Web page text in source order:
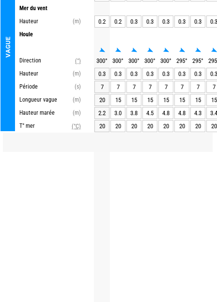
VAGUE
Mer du vent
Hauteur
(m)
Houle
Direction
(°)
Hauteur
(m)
Période
(s)
Longueur vague
(m)
Hauteur marée
(m)
T° mer
(°C)
0.2 0.2 0.3 0.3 0.3 0.3 0.3 0.3
300° 300° 300° 300° 300° 295° 295°
295
0.3
0.3 0.3 0.3 0.3 0.3 0.3
0.3
7
7 7 7 7 7 7
7
20
15 15 15 15 15 15
15
2.2
3.0 3.8 4.5 4.8 4.8 4.3
3.4
20
20 20 20 20 20 20 20